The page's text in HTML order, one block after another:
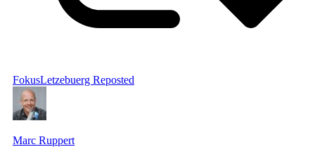
FokusLetzebuerg Reposted
Marc Ruppert